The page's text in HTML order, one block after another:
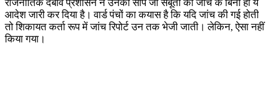
राजनीतिक दबाव प्रशासन ने उनको सौंपे जी सबूतों की जांच के बिना ही ये
आदेश जारी कर दिया है। वार्ड पंचों का कयास है कि यदि जांच की गई होती
तो शिकायत कर्ता रूप में जांच रिपोर्ट उन तक भेजी जाती। लेकिन, ऐसा नहीं
किया गया।